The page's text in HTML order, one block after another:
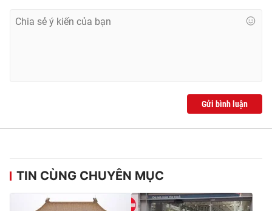
Gửi bình luận
TIN CÙNG CHUYÊN MỤC